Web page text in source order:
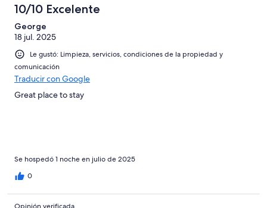
10/10 Excelente
George
18 jul. 2025
Le gustó: Limpieza, servicios, condiciones de la propiedad y
comunicación
Traducir con Google
Great place to stay
Se hospedó 1 noche en julio de 2025
0